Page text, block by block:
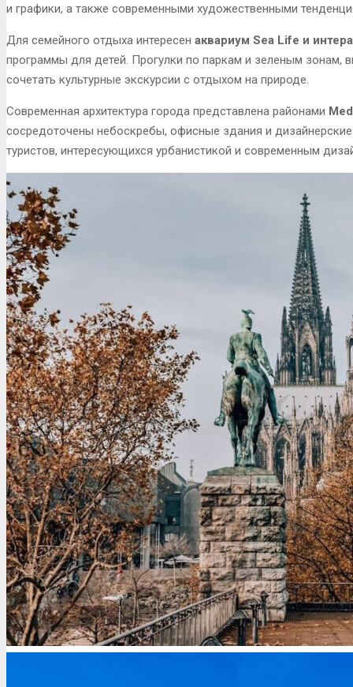
и графики, а также современными художественными
Для семейного отдыха интересен аквариум Sea Life и
программы для детей. Прогулки по паркам и зеленым зонам,
сочетать культурные экскурсии с отдыхом на природе.
Современная архитектура города представлена районами
сосредоточены небоскребы, офисные здания и
туристов, интересующихся урбанистикой и современным